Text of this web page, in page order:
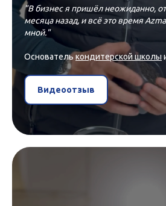
"В бизнес я пришёл неожиданно,
месяца назад, и всё это время
мной."
Основатель кондитерской школы
Видеоотзыв